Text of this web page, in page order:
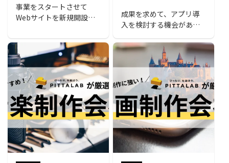
事業をスタートさせて
Webサイトを新規開設し
ューアルしたりする際、
外部の制作会社に依頼す
ることが多いのではない
でしょうか。本記事では
Web制作会社のおすすめ
や選び方をご紹介しま
す。また、Web制作の費
用相場や依頼する前に確
認することも解説してい
るので、制作会社選びの
参考にしてみてくださ
トも解説
成果を求めて、アプリ導
入を検討する機会がある
アプリ開発はノウハウが
なければ難しいもので
す。そこで当ページで
は、アプリ開発を依頼す
る会社を選ぶ際のポイン
トや頼れる会社をまとめ
てご紹介します。また、
アプリ開発の流れやアプ
リ開発をするメリットに
ついても解説しているの
で、アプリ開発を検討し